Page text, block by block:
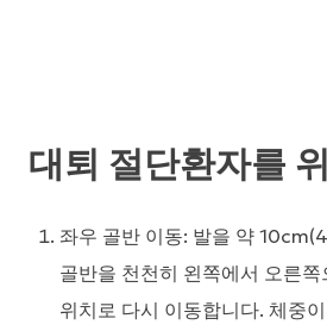
대퇴 절단환자를
좌우 골반 이동: 발을 약
골반을 천천히 왼쪽에서 오른
위치로 다시 이동합니다. 체중